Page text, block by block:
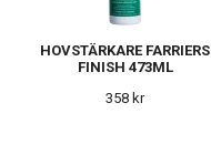
HOVSTÄRKARE FARRIERS
FINISH 473ML
358 kr